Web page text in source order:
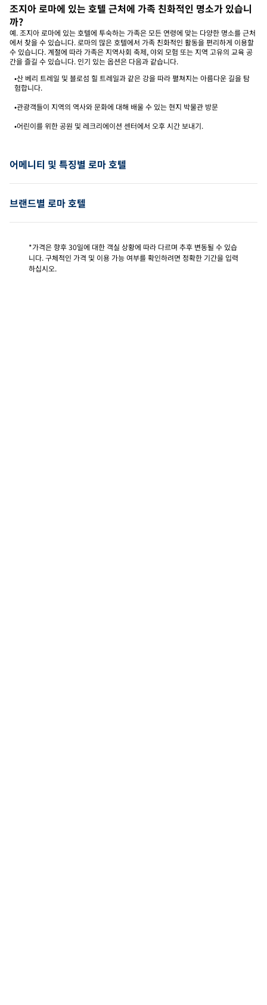
조지아 로마에 있는 호텔 근처에 가족 친화적인 명소가 있습니
까?
예. 조지아 로마에 있는 호텔에 투숙하는 가족은 모든 연령에 맞는 다양한 명소를 근처
에서 찾을 수 있습니다. 로마의 많은 호텔에서 가족 친화적인 활동을 편리하게 이용할
수 있습니다. 계절에 따라 가족은 지역사회 축제, 야외 모험 또는 지역 고유의 교육 공
간을 즐길 수 있습니다. 인기 있는 옵션은 다음과 같습니다.
•산 베리 트레일 및 블로섬 힐 트레일과 같은 강을 따라 펼쳐지는 아름다운 길을 탐
험합니다.
•관광객들이 지역의 역사와 문화에 대해 배울 수 있는 현지 박물관 방문
•어린이를 위한 공원 및 레크리에이션 센터에서 오후 시간 보내기.
어메니티 및 특징별 로마 호텔
브랜드별 로마 호텔
*가격은 향후 30일에 대한 객실 상황에 따라 다르며 추후 변동될 수 있습
니다. 구체적인 가격 및 이용 가능 여부를 확인하려면 정확한 기간을 입력
하십시오.